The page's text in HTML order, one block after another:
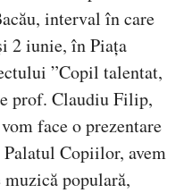
interval în care
2 iunie, în Piața
”Copil talentat,
prof. Claudiu Filip,
face o prezentare
Copiilor, avem
muzică populară,